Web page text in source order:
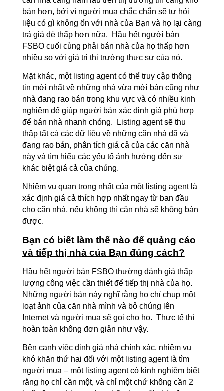
bán hơn, bởi vì người mua chắc chắn sẽ tự hỏi
liệu có gì không ổn với nhà của Bạn và họ lại càng
trả giá đè thấp hơn nữa. Hầu hết người bán
FSBO cuối cùng phải bán nhà của họ thấp hơn
nhiều so với giá trị thị trường thực sự của nó.
Mặt khác, một listing agent có thể truy cập thông
tin mới nhất về những nhà vừa mới bán cũng như
nhà đang rao bán trong khu vực và có nhiều kinh
nghiệm để giúp người bán xác định giá phù hợp
để bán nhà nhanh chóng. Listing agent sẽ thu
thập tất cả các dữ liệu về những căn nhà đã và
đang rao bán, phân tích giá cả của các căn nhà
này và tìm hiểu các yếu tố ảnh hưởng đến sự
khác biệt giá cả của chúng.
Nhiệm vụ quan trọng nhất của một listing agent là
xác định giá cả thích hợp nhất ngay từ ban đầu
cho căn nhà, nếu không thì căn nhà sẽ không bán
được.
Bạn có biết làm thế nào để quảng cáo
và tiếp thị nhà của Bạn đúng cách?
Hầu hết người bán FSBO thường đánh giá thấp
lượng công việc cần thiết để tiếp thị nhà của họ.
Những người bán này nghĩ rằng họ chỉ chụp một
loạt ảnh của căn nhà mình và bỏ chúng lên
Internet và người mua sẽ gọi cho họ. Thực tế thì
hoàn toàn không đơn giản như vậy.
Bên cạnh việc định giá nhà chính xác, nhiệm vụ
khó khăn thứ hai đối với một listing agent là tìm
người mua – một listing agent có kinh nghiệm biết
rằng họ chỉ cần một, và chỉ một chứ không cần 2